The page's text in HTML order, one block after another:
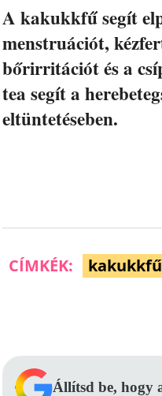
A kakukkfű segít
menstruációt,
bőrirritációt és a
tea segít a
eltüntetéseben.
CÍMKÉK: kakukkfű
Állítsd be, hogy